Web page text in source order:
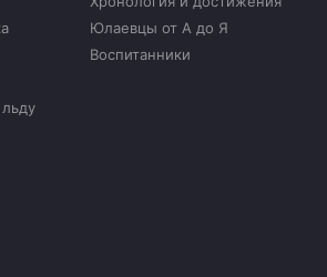
Юлаевцы от А до Я
Воспитанники